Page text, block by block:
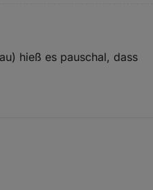
hieß es pauschal, dass